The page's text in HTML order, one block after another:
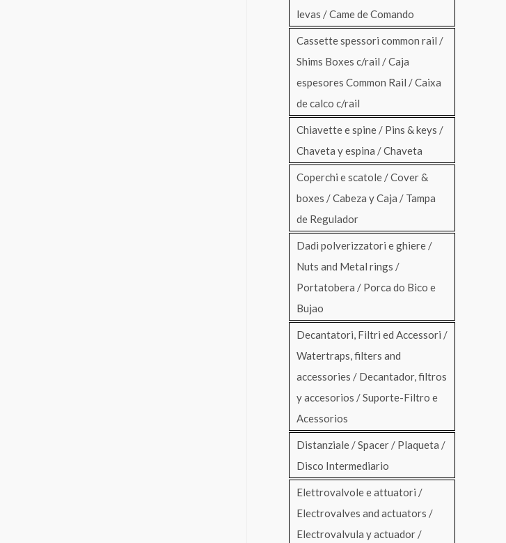
levas / Came de Comando
Cassette spessori common rail /
Shims Boxes c/rail / Caja
espesores Common Rail / Caixa
de calco c/rail
Chiavette e spine / Pins & keys /
Chaveta y espina / Chaveta
Coperchi e scatole / Cover &
boxes / Cabeza y Caja / Tampa
de Regulador
Dadi polverizzatori e ghiere /
Nuts and Metal rings /
Portatobera / Porca do Bico e
Bujao
Decantatori, Filtri ed Accessori /
Watertraps, filters and
accessories / Decantador, filtros
y accesorios / Suporte-Filtro e
Acessorios
Distanziale / Spacer / Plaqueta /
Disco Intermediario
Elettrovalvole e attuatori /
Electrovalves and actuators /
Electrovalvula y actuador /